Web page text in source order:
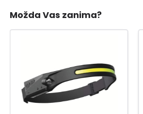
Možda Vas zanima?